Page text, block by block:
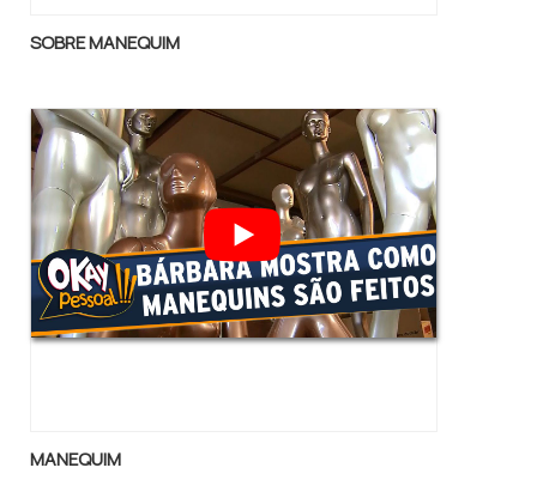
Luci Comércio tem sido preferência no
melhor aos clientes no mercado.Aproveite a
visita para acessar o nosso site e saber mais
sobre a empresa, os serviços e os produtos.
Se preferir, entre em contato com um dos
nossos consultores e solicite um
orçamento!
SOBRE MANEQUIM
MANEQUIM